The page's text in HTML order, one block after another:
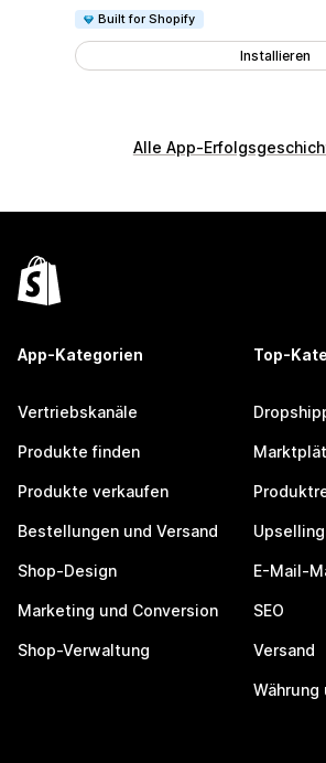
Built for Shopify
Installieren
Alle App-
App-Kategorien
Vertriebskanäle
Produkte finden
Produkte verkaufen
Bestellungen und Versand
Shop-Design
Marketing und Conversion
Shop-Verwaltung
Top-
E-Mail-
SEO
Versand